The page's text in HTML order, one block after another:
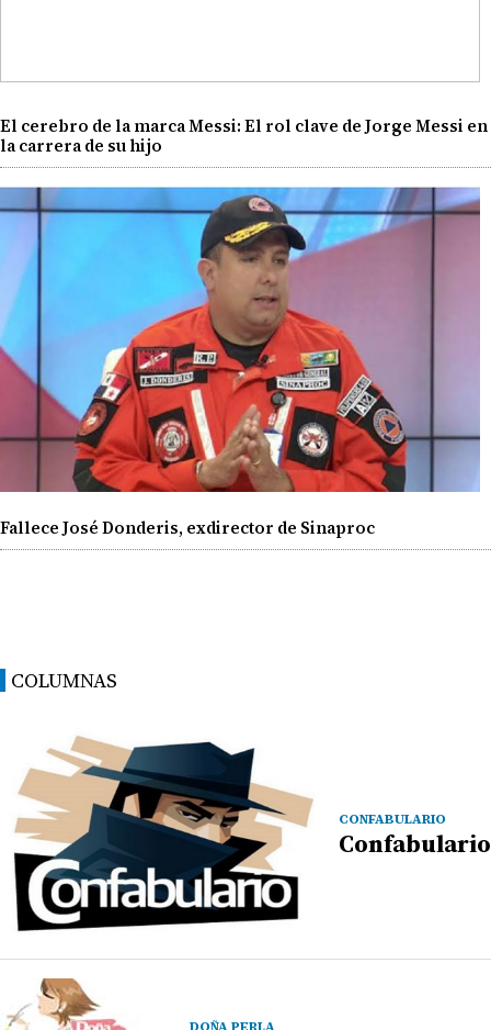
El cerebro de la marca Messi: El rol clave de Jorge Messi en
la carrera de su hijo
Fallece José Donderis, exdirector de Sinaproc
COLUMNAS
CONFABULARIO
Confabulario